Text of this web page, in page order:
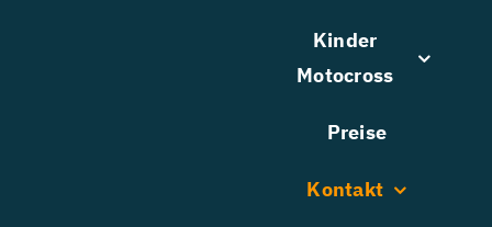
Kinder
Motocross
Preise
Kontakt